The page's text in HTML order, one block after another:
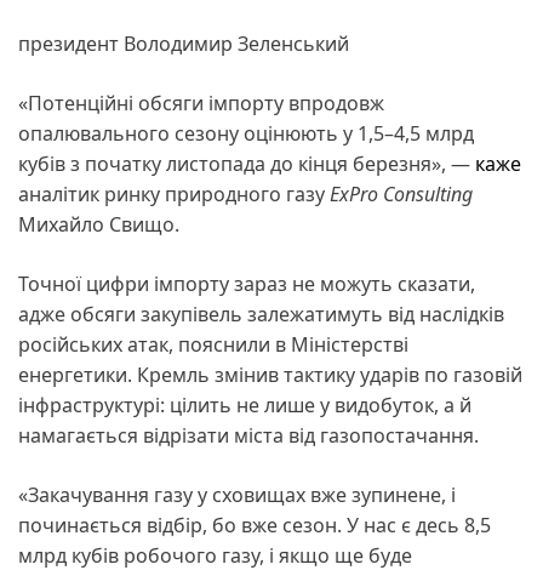
президент Володимир Зеленський
«Потенційні обсяги імпорту впродовж
опалювального сезону оцінюють у 1,5–4,5 млрд
кубів з початку листопада до кінця березня», — каже
аналітик ринку природного газуExPro Consulting
Михайло Свищо.
Точної цифри імпорту зараз не можуть сказати,
адже обсяги закупівель залежатимуть від наслідків
російських атак, пояснили в Міністерстві
енергетики. Кремль змінив тактику ударів по газовій
інфраструктурі: цілить не лише у видобуток, а й
намагається відрізати міста від газопостачання.
«Закачування газу у сховищах вже зупинене, і
починається відбір, бо вже сезон. У нас є десь 8,5
млрд кубів робочого газу, і якщо ще буде